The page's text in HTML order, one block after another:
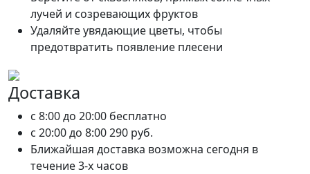
лучей и созревающих фруктов
Удаляйте увядающие цветы, чтобы
предотвратить появление плесени
Доставка
c 8:00 до 20:00 бесплатно
c 20:00 до 8:00290 руб.
Ближайшая доставка возможна сегодня в
течение 3-х часов